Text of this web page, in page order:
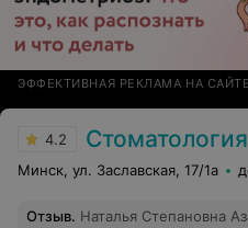
ЭФФЕКТИВНАЯ РЕКЛАМА НА САЙТЕ
4.2 Стоматология
Минск, ул. Заславская, 17/1а
Отзыв. Наталья Степановна